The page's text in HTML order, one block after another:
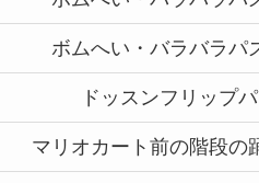
ボムへい・バラバラパ
ドッスンフリップ
マリオカート前の階段の